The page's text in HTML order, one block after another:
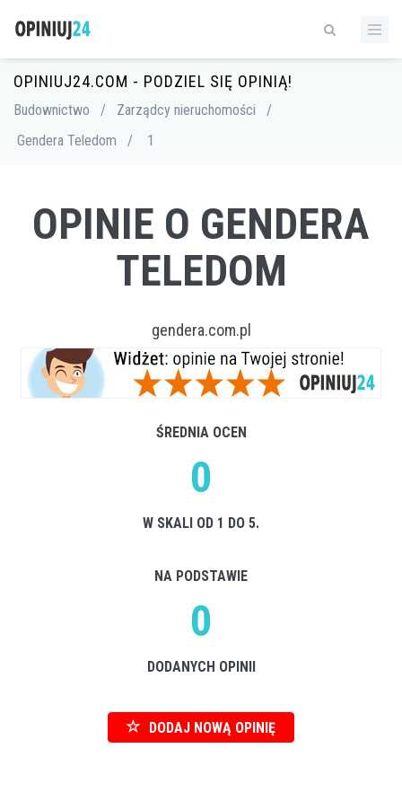
OPINIUJ24.COM - PODZIEL SIĘ OPINIĄ!
Budownictwo / Zarządcy nieruchomości
/
Gendera Teledom
/ 1
OPINIE O GENDERA
TELEDOM
gendera.com.pl
ŚREDNIA OCEN
0
W SKALI OD 1 DO 5.
NA PODSTAWIE
0
DODANYCH OPINII
DODAJ NOWĄ OPINIĘ